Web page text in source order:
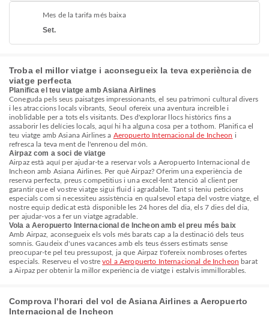
Mes de la tarifa més baixa
Set.
Troba el millor viatge i aconsegueix la teva experiència de
viatge perfecta
Planifica el teu viatge amb Asiana Airlines
Coneguda pels seus paisatges impressionants, el seu patrimoni cultural divers
i les atraccions locals vibrants, Seoul ofereix una aventura increïble i
inoblidable per a tots els visitants. Des d'explorar llocs històrics fins a
assaborir les delícies locals, aquí hi ha alguna cosa per a tothom. Planifica el
teu viatge amb Asiana Airlines a Aeropuerto Internacional de Incheon i
refresca la teva ment de l'enrenou del món.
Airpaz com a soci de viatge
Airpaz està aquí per ajudar-te a reservar vols a Aeropuerto Internacional de
Incheon amb Asiana Airlines. Per què Airpaz? Oferim una experiència de
reserva perfecta, preus competitius i una excel·lent atenció al client per
garantir que el vostre viatge sigui fluid i agradable. Tant si teniu peticions
especials com si necessiteu assistència en qualsevol etapa del vostre viatge, el
nostre equip dedicat està disponible les 24 hores del dia, els 7 dies del dia,
per ajudar-vos a fer un viatge agradable.
Vola a Aeropuerto Internacional de Incheon amb el preu més baix
Amb Airpaz, aconsegueix els vols més barats cap a la destinació dels teus
somnis. Gaudeix d'unes vacances amb els teus éssers estimats sense
preocupar-te pel teu pressupost, ja que Airpaz t'ofereix nombroses ofertes
especials. Reserveu el vostrevol a Aeropuerto Internacional de Incheon barat
a Airpaz per obtenir la millor experiència de viatge i estalvis immillorables.
Comprova l'horari del vol de Asiana Airlines a Aeropuerto
Internacional de Incheon